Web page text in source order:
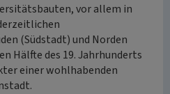
vor allem in
(Südstadt) und Norden
Hälfte des 19. Jahrhunderts
einer wohlhabenden